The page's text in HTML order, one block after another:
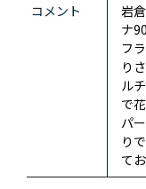
コメント
岩
ナ
フ
り
ル
で
パ
り
て